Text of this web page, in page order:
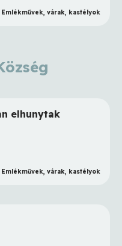
Emlékművek, várak, kastélyok
elhunytak
Emlékművek, várak, kastélyok